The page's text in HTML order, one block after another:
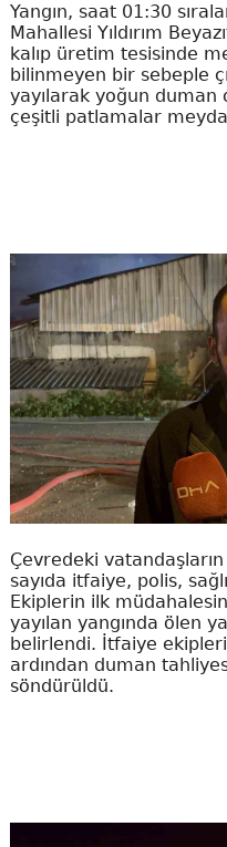
Yangın, saat 01:30
Mahallesi Yıldırım
kalıp üretim tesisinde
bilinmeyen bir sebeple
yayılarak yoğun duman
çeşitli patlamalar
Çevredeki
sayıda itfaiye, polis,
Ekiplerin ilk
yayılan yangında ölen
belirlendi. İtfaiye
ardından duman
söndürüldü.